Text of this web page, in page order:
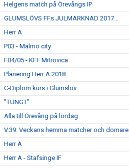
Helgens match på Örevångs IP
GLUMSLÖVS FFs JULMARKNAD 2017...
Herr A
P03 - Malmö city
F04/05 - KFF Mitrovica
Planering Herr A 2018
C-Diplom kurs i Glumslöv
"TUNGT"
Alla till Örevång på lördag
V.39: Veckans hemma matcher och domare
Herr A
Herr A - Stafsinge IF